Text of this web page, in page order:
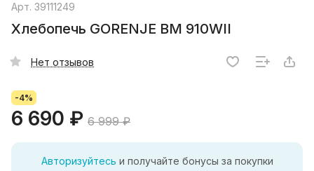
Арт. 39111249
Хлебопечь GORENJE BM 910WII
Нет отзывов
-4%
6 690 ₽ 6 999 ₽
Авторизуйтесь и получайте бонусы за покупки